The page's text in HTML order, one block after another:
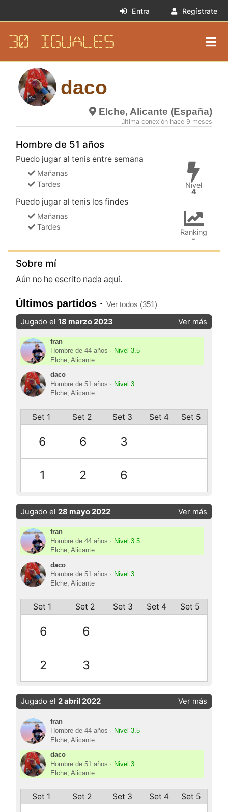
Entra Regístrate
30 IGUALES
daco
Elche, Alicante (España)
última conexión hace 9 meses
Hombre de 51 años
Puedo jugar al tenis entre semana
Mañanas
Tardes
Puedo jugar al tenis los findes
Mañanas
Tardes
Nivel
4
Ranking
-
Sobre mí
Aún no he escrito nada aquí.
Últimos partidos ·Ver todos (351)
Jugado el18 marzo 2023 Ver más
fran
Hombre de 44 años · Nivel 3.5
Elche, Alicante
daco
Hombre de 51 años · Nivel 3
Elche, Alicante
Set 1 Set 2 Set 3 Set 4 Set 5
6 6 3
1 2 6
Jugado el 28 mayo 2022 Ver más
fran
Hombre de 44 años · Nivel 3.5
Elche, Alicante
daco
Hombre de 51 años · Nivel 3
Elche, Alicante
Set 1 Set 2 Set 3 Set 4 Set 5
6 6
2 3
Jugado el 2 abril 2022 Ver más
fran
Hombre de 44 años · Nivel 3.5
Elche, Alicante
daco
Hombre de 51 años · Nivel 3
Elche, Alicante
Set 1 Set 2 Set 3 Set 4 Set 5